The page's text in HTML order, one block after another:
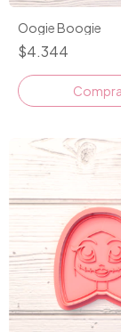
Oogie Boogie
$4.344